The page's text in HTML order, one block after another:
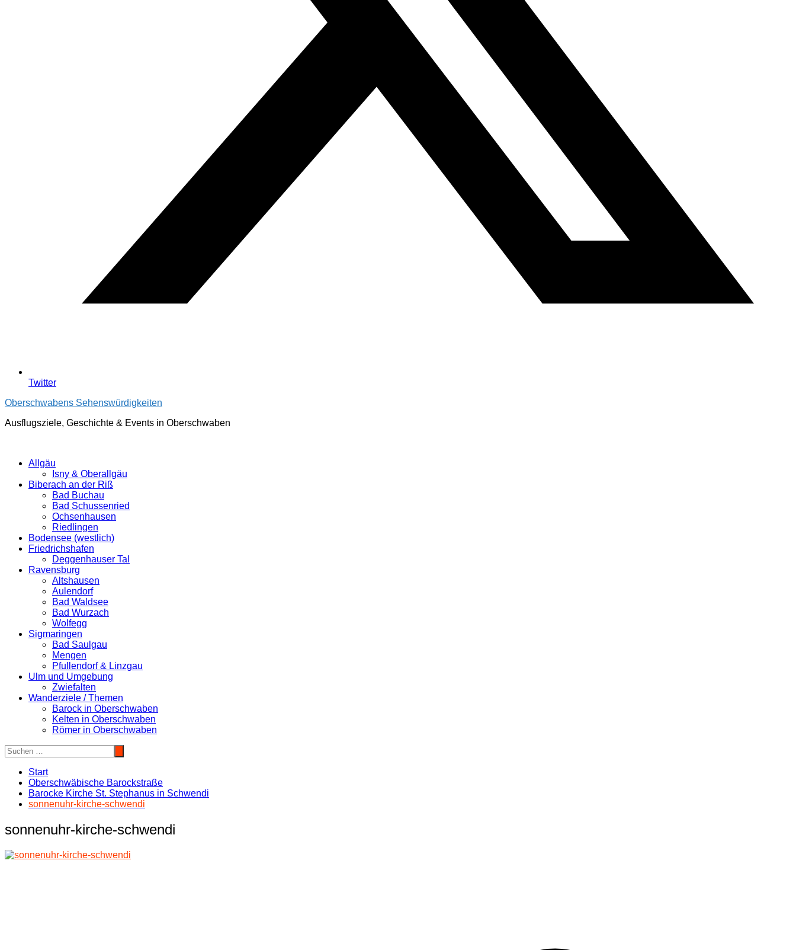
Twitter
Oberschwabens Sehenswürdigkeiten
Ausflugsziele, Geschichte & Events in Oberschwaben
Allgäu
Isny & Oberallgäu
Biberach an der Riß
Bad Buchau
Bad Schussenried
Ochsenhausen
Riedlingen
Bodensee (westlich)
Friedrichshafen
Deggenhauser Tal
Ravensburg
Altshausen
Aulendorf
Bad Waldsee
Bad Wurzach
Wolfegg
Sigmaringen
Bad Saulgau
Mengen
Pfullendorf & Linzgau
Ulm und Umgebung
Zwiefalten
Wanderziele / Themen
Barock in Oberschwaben
Kelten in Oberschwaben
Römer in Oberschwaben
Start
Oberschwäbische Barockstraße
Barocke Kirche St. Stephanus in Schwendi
sonnenuhr-kirche-schwendi
sonnenuhr-kirche-schwendi